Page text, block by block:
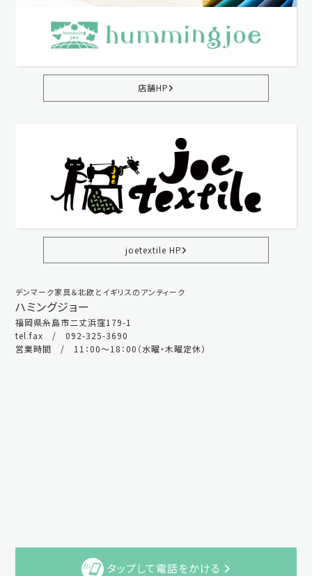
店舗HP
joetextile HP
デンマーク家具＆北欧とイギリスのアンティーク
ハミングジョー
福岡県糸島市二丈浜窪179-1
tel.fax / 092-325-3690
営業時間 / 11：00～18：00（水曜・木曜定休）
タップして電話をかける